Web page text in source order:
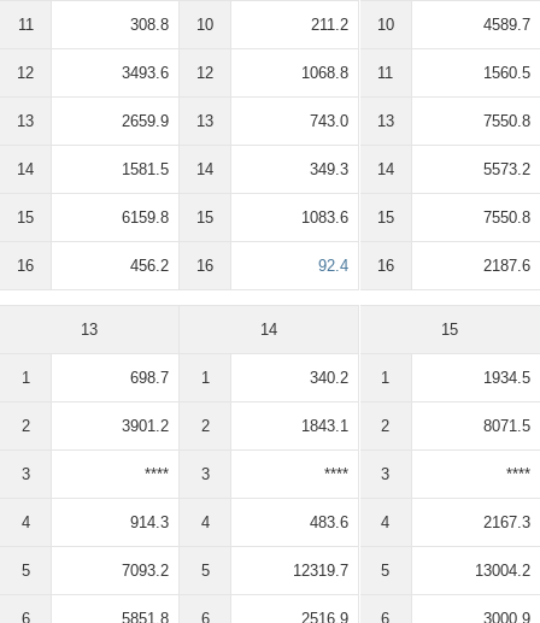
11 308.8
12 3493.6
13 2659.9
14 1581.5
15 6159.8
16 456.2
10 211.2
12 1068.8
13 743.0
14 349.3
15 1083.6
16 92.4
10 4589.7
11 1560.5
13 7550.8
14 5573.2
15 7550.8
16 2187.6
13
1 698.7
2 3901.2
3 ****
4 914.3
5 7093.2
6 5851.8
14
1 340.2
2 1843.1
3 ****
4 483.6
5 12319.7
6 2516.9
15
1 1934.5
2 8071.5
3 ****
4 2167.3
5 13004.2
6 3000.9